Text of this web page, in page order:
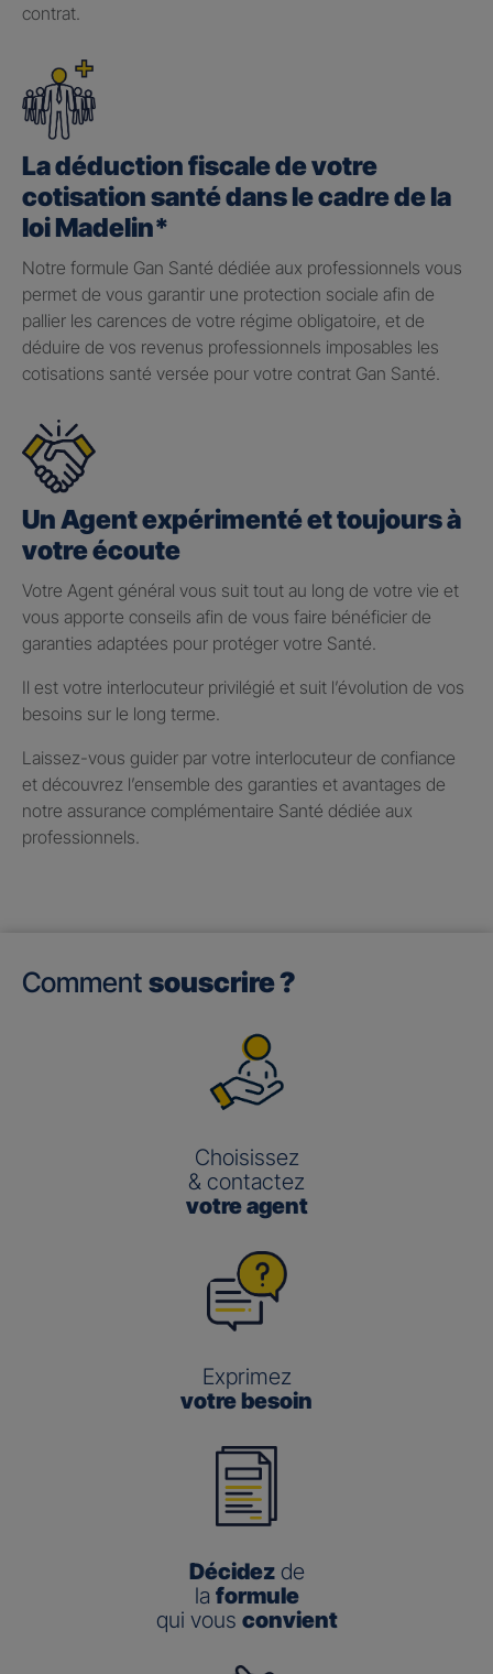
contrat.
La déduction fiscale de votre
cotisation santé dans le cadre de la
loi Madelin*
Notre formule Gan Santé dédiée aux professionnels vous
permet de vous garantir une protection sociale afin de
pallier les carences de votre régime obligatoire, et de
déduire de vos revenus professionnels imposables les
cotisations santé versée pour votre contrat Gan Santé.
Un Agent expérimenté et toujours à
votre écoute
Votre Agent général vous suit tout au long de votre vie et
vous apporte conseils afin de vous faire bénéficier de
garanties adaptées pour protéger votre Santé.
Il est votre interlocuteur privilégié et suit l’évolution de vos
besoins sur le long terme.
Laissez-vous guider par votre interlocuteur de confiance
et découvrez l’ensemble des garanties et avantages de
notre assurance complémentaire Santé dédiée aux
professionnels.
Comment souscrire ?
Choisissez
& contactez
votre agent
Exprimez
votre besoin
Décidezde
la formule
qui vous convient